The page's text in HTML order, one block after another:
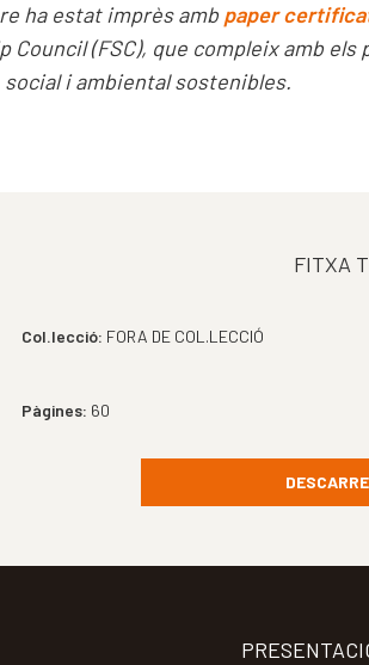
ha estat imprès amb paper
Council (FSC), que compleix amb
social i ambiental sostenibles.
FITXA
Col.lecció: FORA DE COL.LECCIÓ
Pàgines: 60